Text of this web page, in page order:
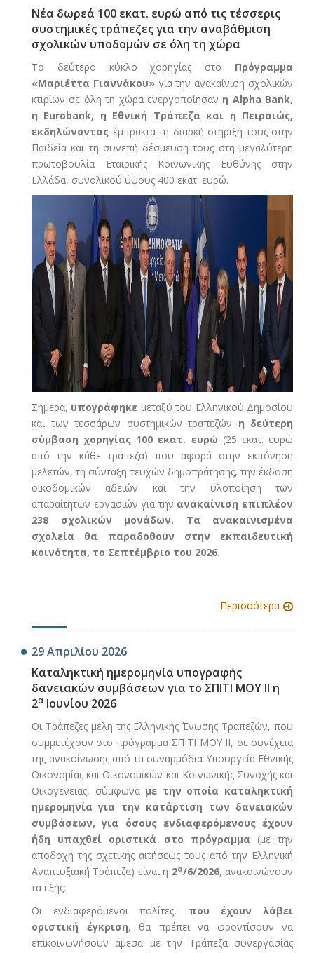
Νέα δωρεά 100 εκατ. ευρώ από τις τέσσερις
συστημικές τράπεζες για την αναβάθμιση
σχολικών υποδομών σε όλη τη χώρα
Το δεύτερο κύκλο χορηγίας στο Πρόγραμμα
«Μαριέττα Γιαννάκου»για την ανακαίνιση σχολικών
κτιρίων σε όλη τη χώρα ενεργοποίησαν η Alpha Bank,
η Eurobank, η Εθνική Τράπεζα και η Πειραιώς,
εκδηλώνοντας έμπρακτα τη διαρκή στήριξή τους στην
Παιδεία και τη συνεπή δέσμευσή τους στη μεγαλύτερη
πρωτοβουλία Εταιρικής Κοινωνικής Ευθύνης στην
Ελλάδα, συνολικού ύψους 400 εκατ. ευρώ.
Σήμερα, υπογράφηκε μεταξύ του Ελληνικού Δημοσίου
και των τεσσάρων συστημικών τραπεζών η δεύτερη
σύμβαση χορηγίας 100 εκατ. ευρώ (25 εκατ. ευρώ
από την κάθε τράπεζα) που αφορά στην εκπόνηση
μελετών, τη σύνταξη τευχών δημοπράτησης, την έκδοση
οικοδομικών αδειών και την υλοποίηση των
απαραίτητων εργασιών για την ανακαίνιση επιπλέον
238 σχολικών μονάδων. Τα ανακαινισμένα
σχολεία θα παραδοθούν στην εκπαιδευτική
κοινότητα, το Σεπτέμβριο του 2026.
Περισσότερα
29 Απριλίου 2026
Καταληκτική ημερομηνία υπογραφής
δανειακών συμβάσεων για το ΣΠΙΤΙ ΜΟΥ ΙΙ η
2α Ιουνίου 2026
Οι Τράπεζες μέλη της Ελληνικής Ένωσης Τραπεζών, που
συμμετέχουν στο πρόγραμμα ΣΠΙΤΙ ΜΟΥ ΙΙ, σε συνέχεια
της ανακοίνωσης από τα συναρμόδια Υπουργεία Εθνικής
Οικονομίας και Οικονομικών και Κοινωνικής Συνοχής και
Οικογένειας, σύμφωνα με την οποία καταληκτική
ημερομηνία για την κατάρτιση των δανειακών
συμβάσεων, για όσους ενδιαφερόμενους έχουν
ήδη υπαχθεί οριστικά στο πρόγραμμα (με την
αποδοχή της σχετικής αιτήσεώς τους από την Ελληνική
Αναπτυξιακή Τράπεζα) είναι η 2α/6/2026, ανακοινώνουν
τα εξής:
Οι ενδιαφερόμενοι πολίτες, που έχουν λάβει
οριστική έγκριση, θα πρέπει να φροντίσουν να
επικοινωνήσουν άμεσα με την Τράπεζα συνεργασίας